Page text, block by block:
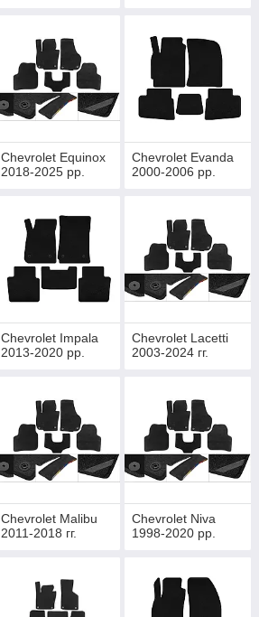
Chevrolet Equinox
2018-2025 рр.
Chevrolet Evanda
2000-2006 рр.
Chevrolet Impala
2013-2020 рр.
Chevrolet Lacetti
2003-2024 гг.
Chevrolet Malibu
2011-2018 гг.
Chevrolet Niva
1998-2020 рр.